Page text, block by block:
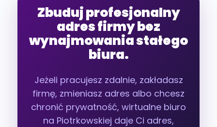
Zbuduj profesjonalny
adres firmy bez
wynajmowania stałego
biura.
Jeżeli pracujesz zdalnie, zakładasz
firmę, zmieniasz adres albo chcesz
chronić prywatność, wirtualne biuro
na Piotrkowskiej daje Ci adres,